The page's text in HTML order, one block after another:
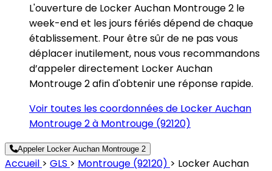
L'ouverture de Locker Auchan Montrouge 2 le
week-end et les jours fériés dépend de chaque
établissement. Pour être sûr de ne pas vous
déplacer inutilement, nous vous recommandons
d’appeler directement Locker Auchan
Montrouge 2 afin d'obtenir une réponse rapide.
Voir toutes les coordonnées de Locker Auchan
Montrouge 2 à Montrouge (92120)
Appeler Locker Auchan Montrouge 2
Accueil > GLS > Montrouge (92120) > Locker Auchan